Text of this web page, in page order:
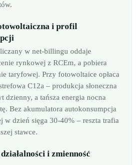
i profil
w net-billingu oddaje
rynkowej z RCEm, a pobiera
taryfowej. Przy fotowoltaice opłaca
C12a – produkcja słoneczna
dzienny, a tańsza energia nocna
Bez akumulatora autokonsumpcja
w dzień sięga 30-40% – reszta trafia
stawce.
i zmienność